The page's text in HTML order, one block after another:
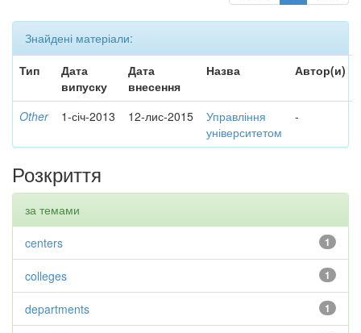
Знайдені матеріали:
Тип
Дата
випуску
Дата
внесення
Назва Автор(и)
Other 1-січ-2013 12-лис-2015
Управління
університетом
-
Розкриття
за темами
1
centers
1
colleges
1
departments